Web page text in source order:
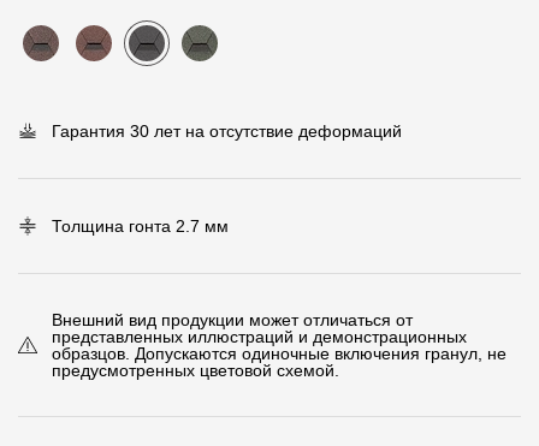
Документация
Технические листы
Текстуры
Гарантия 30 лет на отсутствие деформаций
Толщина гонта 2.7 мм
Внешний вид продукции может отличаться от
представленных иллюстраций и демонстрационных
образцов. Допускаются одиночные включения гранул, не
предусмотренных цветовой схемой.